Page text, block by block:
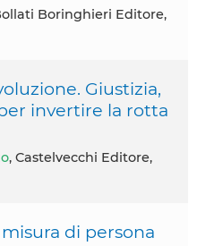
Boringhieri Editore,
Giustizia,
invertire la rotta
, Castelvecchi Editore,
di persona